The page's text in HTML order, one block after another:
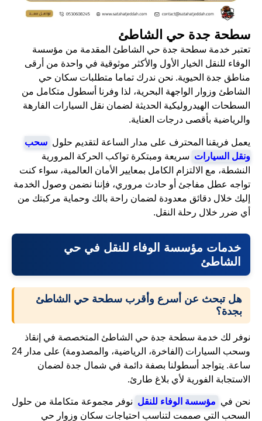
سطحة جدة حي الشاطئ
تعتبر خدمة سطحة جدة حي الشاطئ المقدمة من مؤسسة
الوفاء للنقل الخيار الأول والأكثر موثوقية في واحدة من أرقى
مناطق جدة الحيوية. نحن ندرك تماما متطلبات سكان حي
الشاطئ وزوار الواجهة البحرية، لذا وفرنا أسطول متكامل من
السطحات الهيدروليكية الحديثة لضمان نقل السيارات الفارهة
والرياضية بأقصى درجات العناية.
يعمل فريقنا المحترف على مدار الساعة لتقديم حلول سحب
ونقل السيارات سريعة ومبتكرة تواكب الحركة المرورية
النشطة، مع الالتزام الكامل بمعايير الأمان العالمية، سواء كنت
تواجه عطل مفاجئ أو حادث مروري، فإننا نضمن وصول الخدمة
إليك خلال دقائق معدودة لضمان راحة بالك وحماية مركبتك من
أي ضرر خلال رحلة النقل.
خدمات مؤسسة الوفاء للنقل في حي
الشاطئ
هل تبحث عن أسرع وأقرب سطحة حي الشاطئ
بجدة؟
نوفر لك خدمة سطحة جدة حي الشاطئ المتخصصة في إنقاذ
وسحب السيارات (الفاخرة، الرياضية، والمصدومة) على مدار 24
ساعة. يتواجد أسطولنا بصفة دائمة في شمال جدة لضمان
الاستجابة الفورية لأي بلاغ طارئ.
نحن في مؤسسة الوفاء للنقل نوفر مجموعة متكاملة من حلول
السحب التي صممت لتناسب احتياجات سكان وزوار حي